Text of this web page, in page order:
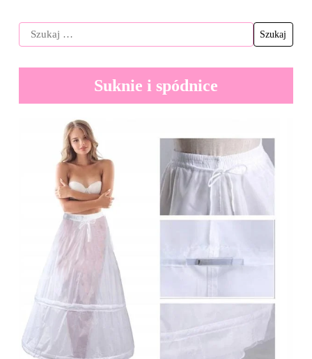
Suknie i spódnice